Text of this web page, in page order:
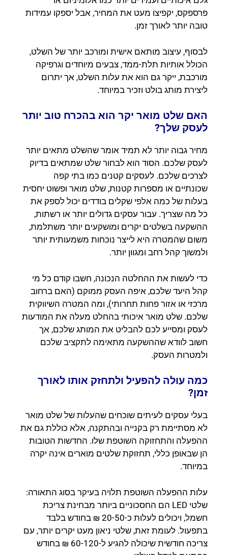
פרספקס, יקפיצו מעט את המחיר, אבל יספקו עמידות
טובה יותר לאורך זמן.
לבסוף, עיצוב מותאם אישית ומורכב יותר של השלט,
הכולל אותיות תלת-ממד, צבעים מיוחדים וגרפיקה
מורכבת, ייקר גם הוא את עלות השלט, אך יתרום
ליצירת מותג בולט וזכיר במיוחד.
האם שלט מואר יקר הוא בהכרח טוב יותר
לעסק שלך?
מחיר גבוה יותר לא תמיד אומר שהשלט מתאים יותר
לעסק שלכם. הסוד הוא לבחור שלט שמתאים בדיוק
לצרכים שלכם. לעסקים קטנים כמו בתי קפה
שכונתיים או מספרות קטנות, שלט מואר ופשוט יחסית
בעלות של כמה אלפי שקלים בודדים יכול לספק את
כל מה שצריך. עבור עסקים גדולים יותר או רשתות,
ההשקעה בשלטים יקרים ומושקעים יותר משתלמת,
משום שהמטרה היא לייצר נוכחות משמעותית יותר
ולמשוך קהל רחב ומגוון יותר.
כדי לעשות את ההחלטה הנכונה, חשבו קודם כל מי
קהל היעד שלכם, איפה העסק ממוקם (האם ברחוב
מרכזי או אזור פחות תחרותי), ומה המטרה השיווקית
שלכם. שלט מואר איכותי בהחלט מעלה את המודעות
לעסק ומסייע לכם להבליט את המותג שלכם, אך
חשוב לוודא שההשקעה מתאימה לתקציב שלכם
ולמטרות העסק.
כמה עולה להפעיל ולתחזק אותו לאורך
זמן?
בעלי עסקים לעיתים שוכחים שהעלות של שלט מואר
לא מסתיימת רק בקנייה ובהתקנה, אלא כוללת גם את
ההפעלה והתחזוקה השוטפת שלו. החדשות הטובות
הן שבאופן כללי, תחזוקת שלטים מוארים אינה יקרה
במיוחד.
עלות ההפעלה השוטפת תלויה בעיקר בסוג התאורה:
שלטי LED הם החסכוניים ביותר מבחינת צריכת
חשמל, ויכולים לעלות כ-20-50 ₪ בחודש בלבד
בתפעול. לעומת זאת, שלטי ניאון מעט יקרים יותר, עם
צריכה חודשית שיכולה להגיע ל-60-120 ₪ בחודש